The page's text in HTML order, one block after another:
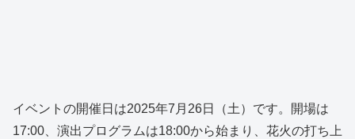
イベントの開催日は2025年7月26日（土）です。開場は
17:00、演出プログラムは18:00から始まり、花火の打ち上